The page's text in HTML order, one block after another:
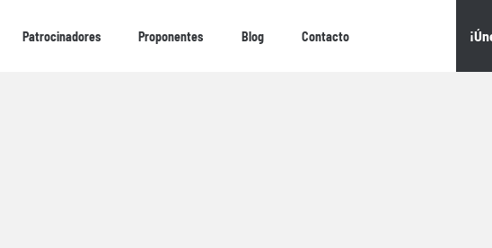
Patrocinadores Proponentes Blog Contacto
Patrocinadores Proponentes Blog Contacto